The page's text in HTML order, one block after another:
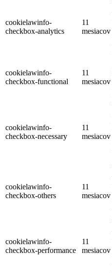
cookielawinfo-
checkbox-analytics
11
mesiacov
cookielawinfo-
checkbox-functional
11
mesiacov
cookielawinfo-
checkbox-necessary
11
mesiacov
cookielawinfo-
checkbox-others
11
mesiacov
cookielawinfo-
checkbox-performance
11
mesiacov